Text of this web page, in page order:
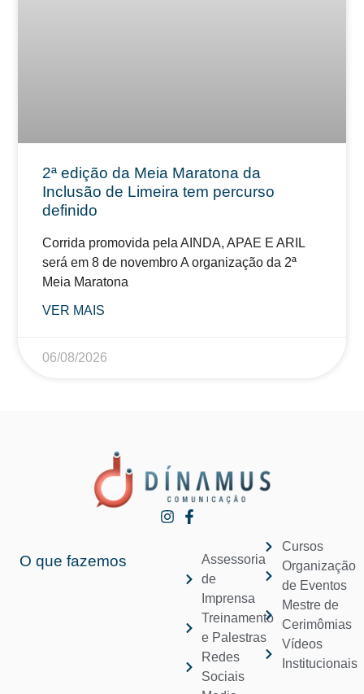
2ª edição da Meia Maratona da
Inclusão de Limeira tem percurso
definido
Corrida promovida pela AINDA, APAE E ARIL
será em 8 de novembro A organização da 2ª
Meia Maratona
VER MAIS
06/08/2026
O que fazemos
Assessoria
de
Imprensa
Treinamento
e Palestras
Redes
Sociais
Cursos
Organização
de Eventos
Mestre de
Cerimômias
Vídeos
Institucionais